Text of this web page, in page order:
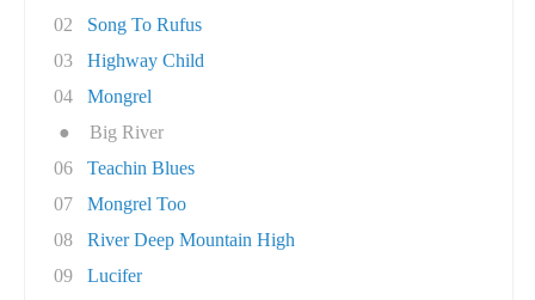
02
Song To Rufus
03
Highway Child
04
Mongrel
●
Big River
06
Teachin Blues
07
Mongrel Too
08
River Deep Mountain High
09
Lucifer